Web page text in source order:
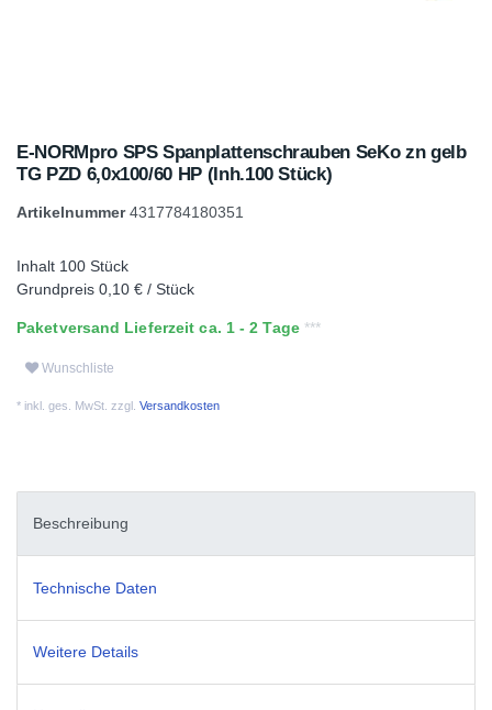
E-NORMpro SPS Spanplattenschrauben SeKo zn gelb
TG PZD 6,0x100/60 HP (Inh.100 Stück)
Artikelnummer4317784180351
Inhalt 100 Stück
Grundpreis 0,10 € / Stück
Paketversand Lieferzeit ca. 1 - 2 Tage
Wunschliste
* inkl. ges. MwSt. zzgl. Versandkosten
Beschreibung
Technische Daten
Weitere Details